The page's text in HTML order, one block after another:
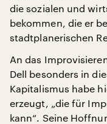
die sozialen und
bekommen, die er
stadtplanerischen
An das
Dell besonders in
Kapitalismus habe
erzeugt, „die für
kann“. Seine